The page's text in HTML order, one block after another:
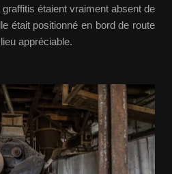
étaient vraiment absent de
était positionné en bord de route
appréciable.